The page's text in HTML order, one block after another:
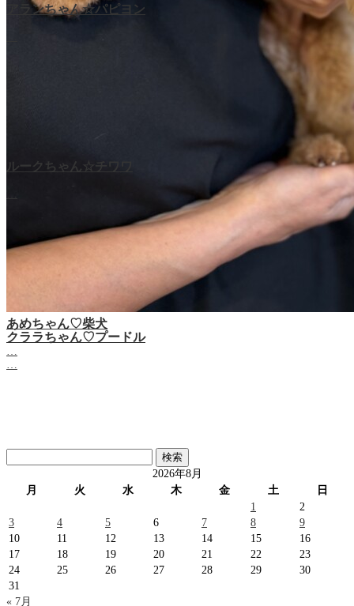
クララちゃん♡プードル
アランちゃん☆パピヨン
ルークちゃん☆チワワ
あめちゃん♡‬柴犬
索:
2026年8月
月
火 水 木 金 土
日
1
2
3
4 5 6 7 8
9
10
11 12 13 14 15
16
17
18 19 20 21 22
23
24
25 26 27 28 29
30
31
« 7月